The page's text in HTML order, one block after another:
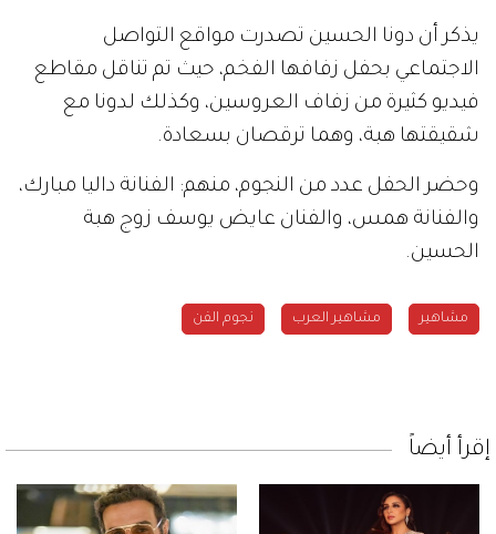
يذكر أن دونا الحسين تصدرت مواقع التواصل
الاجتماعي بحفل زفافها الفخم، حيث تم تناقل مقاطع
فيديو كثيرة من زفاف العروسين، وكذلك لدونا مع
شقيقتها هبة، وهما ترقصان بسعادة.
وحضر الحفل عدد من النجوم، منهم: الفنانة داليا مبارك،
والفنانة همس، والفنان عايض يوسف زوج هبة
الحسين.
مشاهير مشاهير العرب نجوم الفن
إقرأ أيضاً